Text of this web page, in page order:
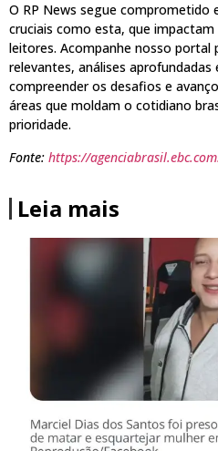
O RP News segue comprometido
cruciais como esta, que
leitores. Acompanhe nosso portal
relevantes, análises
compreender os desafios e
áreas que moldam o cotidiano
prioridade.
Fonte: https://
Leia mais